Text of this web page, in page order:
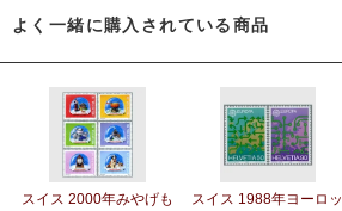
よく一緒に購入されている商品
スイス 2000年みやげも
スイス 1988年ヨーロッ